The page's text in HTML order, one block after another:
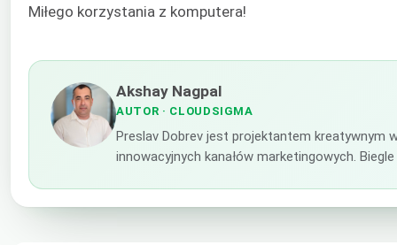
Miłego korzystania z komputera!
Akshay Nagpal
AUTOR · CLOUDSIGMA
Preslav Dobrev jest projektantem kreatywnym
innowacyjnych kanałów marketingowych.